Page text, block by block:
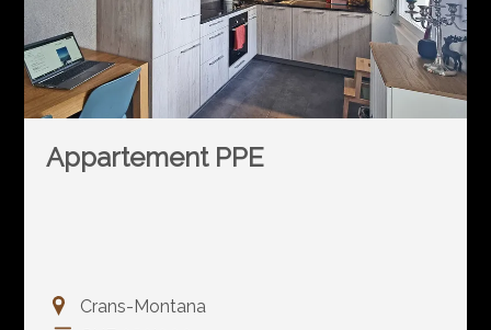
Appartement PPE
Crans-Montana